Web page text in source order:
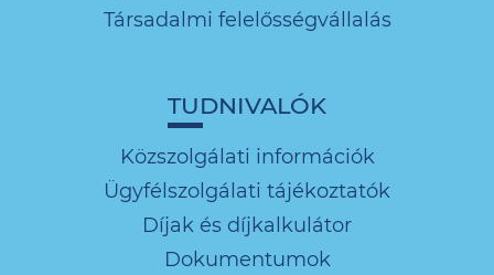
Társadalmi felelősségvállalás
TUDNIVALÓK
Közszolgálati információk
Ügyfélszolgálati tájékoztatók
Díjak és díjkalkulátor
Dokumentumok